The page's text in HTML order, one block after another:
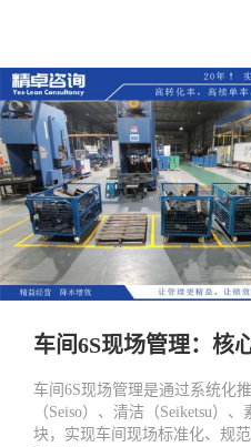
车间6S现场管理：核
车间6S现场管理是通过系统化
（Seiso）、清洁（Seiketsu）
块，实现车间现场标准化、规